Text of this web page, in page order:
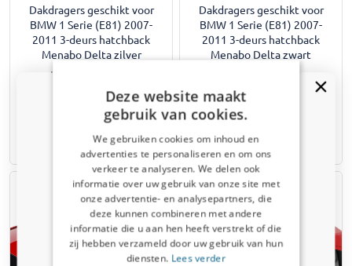
Dakdragers geschikt voor
BMW 1 Serie (E81) 2007-
2011 3-deurs hatchback
Menabo Delta zilver
Montage op originele
€ 167,00
Uit voorraad leverbaar
Dakdragers geschikt voor
BMW 1 Serie (E81) 2007-
2011 3-deurs hatchback
Menabo Delta zwart
€ 170,00
Uit voorraad leverbaar
Deze website maakt
gebruik van cookies.
We gebruiken cookies om inhoud en
advertenties te personaliseren en om ons
verkeer te analyseren. We delen ook
informatie over uw gebruik van onze site met
onze advertentie- en analysepartners, die
deze kunnen combineren met andere
informatie die u aan hen heeft verstrekt of die
zij hebben verzameld door uw gebruik van hun
diensten. Lees verder
Kortingscode van 5% ontvangen?
Vertel ons waar u voor winkelt om uw korting te
ontvangen. Ik winkel voor mijn:
Auto